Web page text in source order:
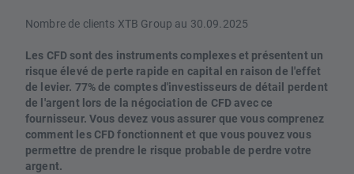
Nombre de clients XTB Group au 30.09.2025
Les CFD sont des instruments complexes et présentent un
risque élevé de perte rapide en capital en raison de l'effet
de levier. 77% de comptes d'investisseurs de détail perdent
de l'argent lors de la négociation de CFD avec ce
fournisseur. Vous devez vous assurer que vous comprenez
comment les CFD fonctionnent et que vous pouvez vous
permettre de prendre le risque probable de perdre votre
argent.